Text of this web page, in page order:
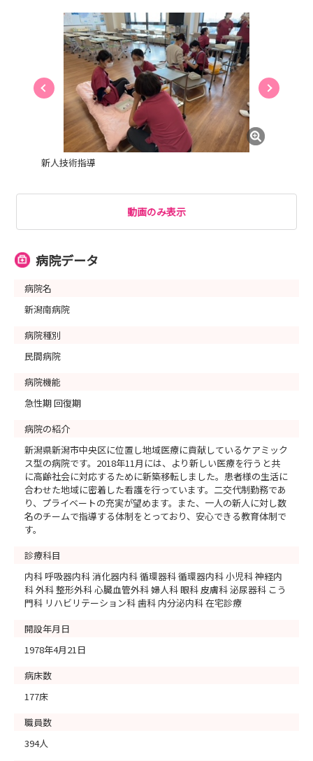
新人技術指導
動画のみ表示
病院データ
病院名
新潟南病院
病院種別
民間病院
病院機能
急性期 回復期
病院の紹介
新潟県新潟市中央区に位置し地域医療に貢献しているケアミック
ス型の病院です。2018年11月には、より新しい医療を行うと共
に高齢社会に対応するために新築移転しました。患者様の生活に
合わせた地域に密着した看護を行っています。二交代制勤務であ
り、プライベートの充実が望めます。また、一人の新人に対し数
名のチームで指導する体制をとっており、安心できる教育体制で
す。
診療科目
内科 呼吸器内科 消化器内科 循環器科 循環器内科 小児科 神経内
科 外科 整形外科 心臓血管外科 婦人科 眼科 皮膚科 泌尿器科 こう
門科 リハビリテーション科 歯科 内分泌内科 在宅診療
開設年月日
1978年4月21日
病床数
177床
職員数
394人